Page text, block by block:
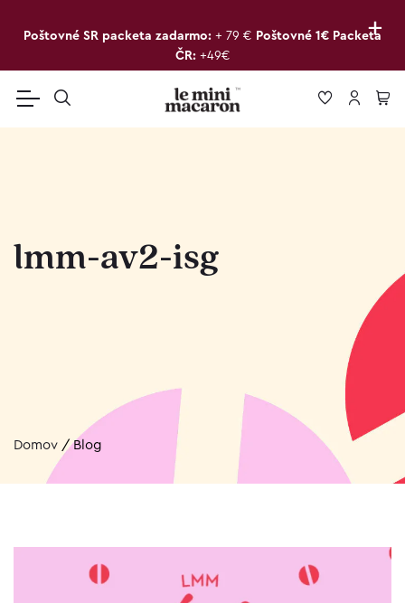
+
Poštovné SR packeta zadarmo: + 79 € Poštovné 1€ Packeta
ČR: +49€
lmm-av2-isg
Domov /Blog